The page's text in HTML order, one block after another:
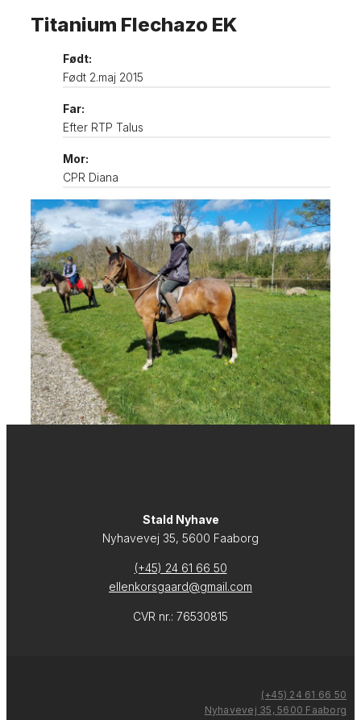
Titanium Flechazo EK
Født:
Født 2.maj 2015
Far:
Efter RTP Talus
Mor:
CPR Diana
Stald Nyhave
Nyhavevej 35, 5600 Faaborg
(+45) 24 61 66 50
ellenkorsgaard@gmail.com
CVR nr.: 76530815
(+45) 24 61 66 50
Nyhavevej 35, 5600 Faaborg